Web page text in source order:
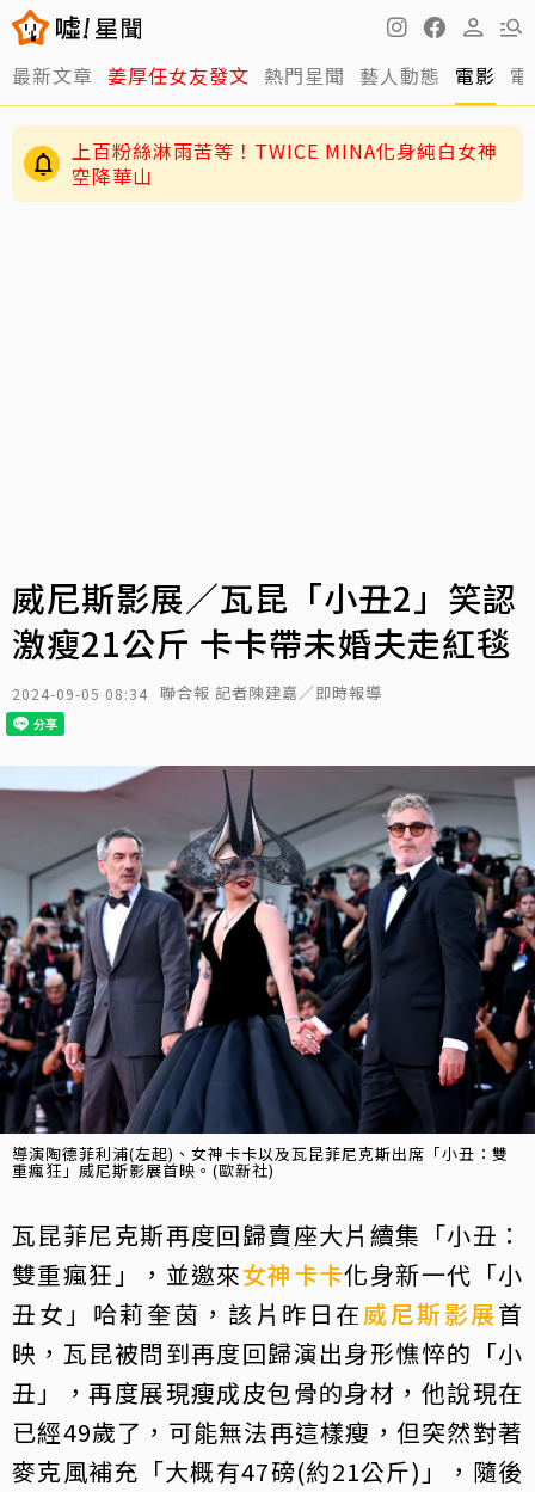
最新文章 姜厚任女友發文 熱門星聞 藝人動態 電影
上百粉絲淋雨苦等！TWICE MINA化身純白女神
空降華山
威尼斯影展／瓦昆「小丑2」笑認
激瘦21公斤 卡卡帶未婚夫走紅毯
2024-09-05 08:34 聯合報 記者陳建嘉／即時報導
導演陶德菲利浦(左起)、女神卡卡以及瓦昆菲尼克斯出席「小丑：雙
重瘋狂」威尼斯影展首映。(歐新社)
瓦昆菲尼克斯再度回歸賣座大片續集「小丑：
雙重瘋狂」，並邀來女神卡卡化身新一代「小
丑女」哈莉奎茵，該片昨日在威尼斯影展首
映，瓦昆被問到再度回歸演出身形憔悴的「小
丑」，再度展現瘦成皮包骨的身材，他說現在
已經49歲了，可能無法再這樣瘦，但突然對著
麥克風補充「大概有47磅(約21公斤)」，隨後